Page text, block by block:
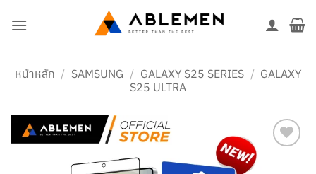
หน้าหลัก / SAMSUNG / GALAXY S25 SERIES / GALAXY
S25 ULTRA